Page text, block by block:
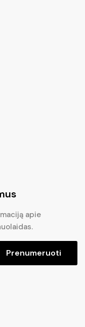
apie
Prenumeruoti